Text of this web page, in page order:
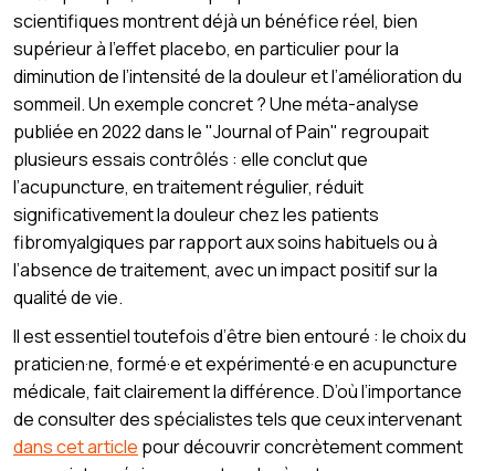
scientifiques montrent déjà un bénéfice réel, bien
supérieur à l’effet placebo, en particulier pour la
diminution de l’intensité de la douleur et l’amélioration du
sommeil. Un exemple concret ? Une méta-analyse
publiée en 2022 dans le "Journal of Pain" regroupait
plusieurs essais contrôlés : elle conclut que
l’acupuncture, en traitement régulier, réduit
significativement la douleur chez les patients
fibromyalgiques par rapport aux soins habituels ou à
l’absence de traitement, avec un impact positif sur la
qualité de vie.
Il est essentiel toutefois d’être bien entouré : le choix du
praticien·ne, formé·e et expérimenté·e en acupuncture
médicale, fait clairement la différence. D’où l’importance
de consulter des spécialistes tels que ceux intervenant
dans cet article pour découvrir concrètement comment